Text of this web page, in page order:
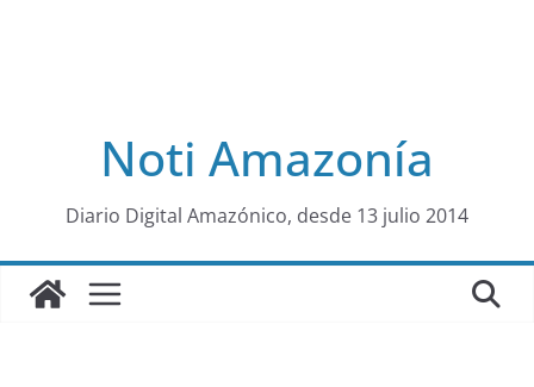
al
Noti Amazonía
Diario Digital Amazónico, desde 13 julio 2014